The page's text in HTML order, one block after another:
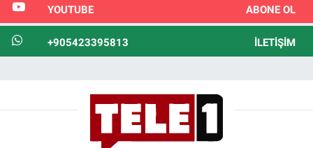
YOUTUBE ABONE OL
+905423395813 İLETIŞIM